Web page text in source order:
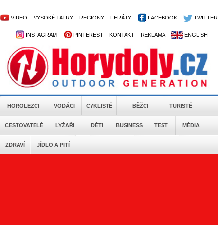
VIDEO - VYSOKÉ TATRY - REGIONY - FERÁTY - FACEBOOK - TWITTER
- INSTAGRAM - PINTEREST - KONTAKT - REKLAMA - ENGLISH
HOROLEZCI VODÁCI CYKLISTÉ BĚŽCI TURISTÉ
CESTOVATELÉ LYŽAŘI DĚTI BUSINESS TEST MÉDIA
ZDRAVÍ JÍDLO A PITÍ